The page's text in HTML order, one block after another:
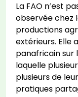
La FAO n’est
observée chez
productions
extérieurs. Elle
panafricain sur
laquelle
plusieurs de
pratiques